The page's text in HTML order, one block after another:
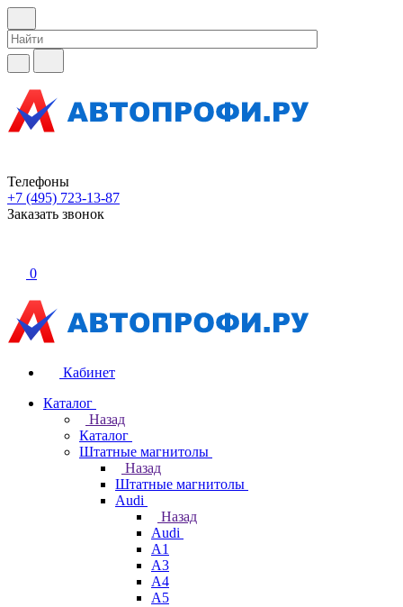
Телефоны
+7 (495) 723-13-87
Заказать звонок
0
Кабинет
Каталог
Назад
Каталог
Штатные магнитолы
Назад
Штатные магнитолы
Audi
Назад
Audi
A1
A3
A4
A5